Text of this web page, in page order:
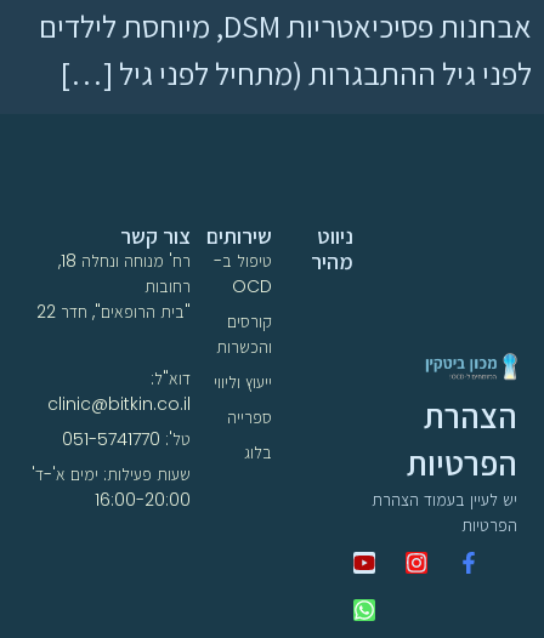
אבחנות פסיכיאטריות DSM, מיוחסת לילדים
לפני גיל ההתבגרות (מתחיל לפני גיל […]
הצהרת
הפרטיות
יש לעיין בעמוד הצהרת
הפרטיות
שירותים
טיפול ב-
OCD
קורסים
והכשרות
ייעוץ וליווי
ספרייה
בלוג
ניווט
מהיר
צור קשר
רח' מנוחה ונחלה 18,
רחובות
"בית הרופאים", חדר 22
דוא"ל:
clinic@bitkin.co.il
טל': 051-5741770
שעות פעילות: ימים א'-ד'
16:00-20:00